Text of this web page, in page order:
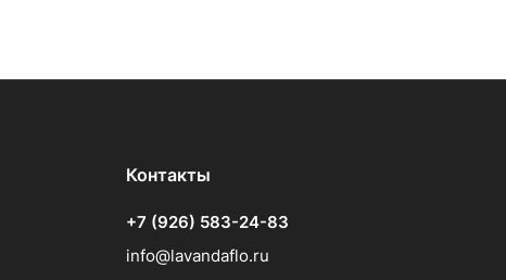
Контакты
+7 (926) 583-24-83
info@lavandaflo.ru